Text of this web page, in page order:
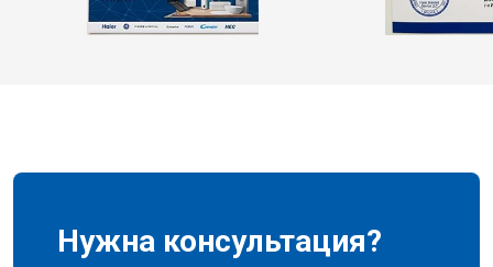
Нужна консультация?